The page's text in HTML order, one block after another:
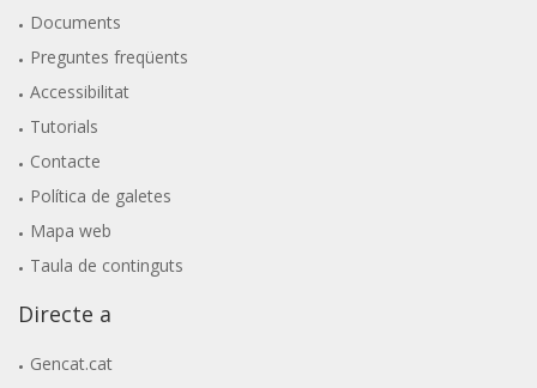
Documents
Preguntes freqüents
Accessibilitat
Tutorials
Contacte
Política de galetes
Mapa web
Taula de continguts
Directe a
Gencat.cat